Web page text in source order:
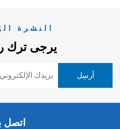
النشرة
يرجى ترك
اتصل